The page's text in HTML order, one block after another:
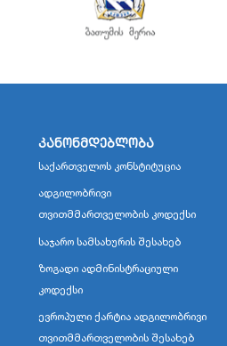
კანონმდებლობა
საქართველოს კონსტიტუცია
ადგილობრივი
თვითმმართველობის კოდექსი
საჯარო სამსახურის შესახებ
ზოგადი ადმინისტრაციული
კოდექსი
ევროპული ქარტია ადგილობრივი
თვითმმართველობის შესახებ